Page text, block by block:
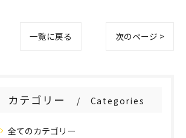
一覧に戻る 次のページ >
カテゴリー Categories
全てのカテゴリー